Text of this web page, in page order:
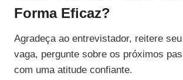
Forma Eficaz?
Agradeça ao entrevistador, reitere
vaga, pergunte sobre os próximos
com uma atitude confiante.